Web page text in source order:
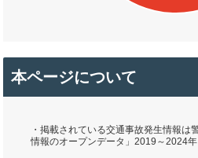
本ページについて
・掲載されている交通事故発生情報は
情報のオープンデータ」2019～2024年